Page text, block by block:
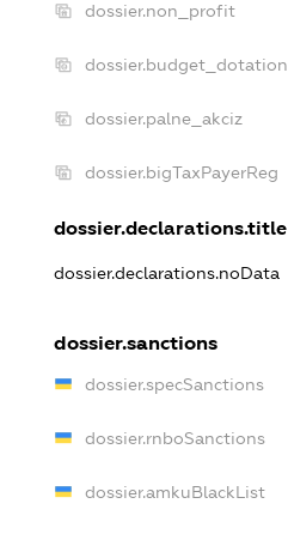
dossier.non_profit
dossier.budget_dotation
dossier.palne_akciz
dossier.bigTaxPayerReg
dossier.declarations.title
dossier.declarations.noData
dossier.sanctions
dossier.specSanctions
dossier.rnboSanctions
dossier.amkuBlackList